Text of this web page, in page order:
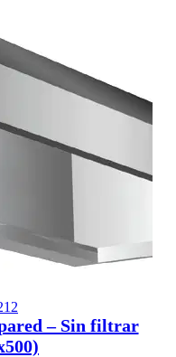
– Sin filtrar